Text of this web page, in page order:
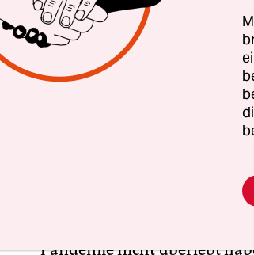
Im Ort gibt es die eine
da sitzt man dann jeden
Pandemie nicht überlebt